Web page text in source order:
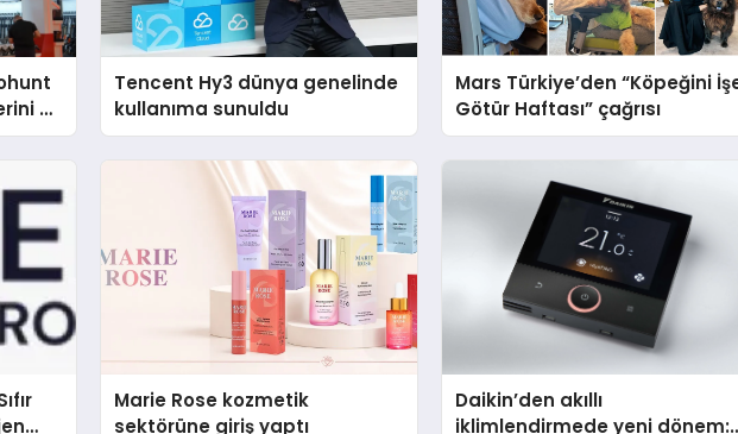
ve
Tencent Hy3 dünya genelinde
kullanıma sunuldu
Mars Türkiye’den “Köpeğini
Götür Haftası” çağrısı
Marie Rose kozmetik
sektörüne giriş yaptı
Daikin’den akıllı
iklimlendirmede yeni dönem: